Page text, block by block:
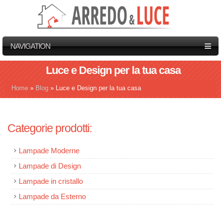
NAVIGATION
Luce e Design per la tua casa
Tu sei qui
Home » Blog » Luce e Design per la tua casa
Categorie prodotti:
Lampade Moderne
Lampade di Design
Lampade in cristallo
Lampade da Esterno